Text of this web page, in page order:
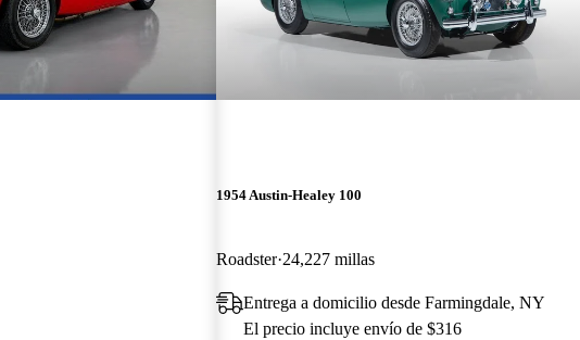
1954 Austin-Healey 100
Roadster 24,227 millas
Entrega a domicilio desde Farmingdale, NY
El precio incluye envío de $316